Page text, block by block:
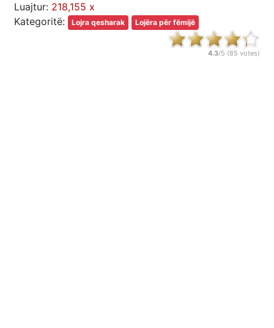
Luajtur: 218,155 x
Kategoritë:
Lojra qesharak Lojëra për fëmijë
4.3/5 (85 votes)